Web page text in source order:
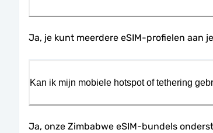
Ja, je kunt meerdere eSIM-profielen aan
Kan ik mijn mobiele hotspot of tethering
Ja, onze Zimbabwe eSIM-bundels